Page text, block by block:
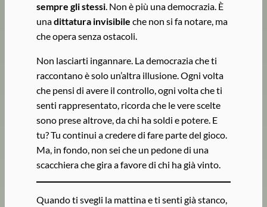
sempre gli stessi. Non è più una democrazia. È
unadittatura invisibile che non si fa notare, ma
che opera senza ostacoli.
Non lasciarti ingannare. La democrazia che ti
raccontano è solo un’altra illusione. Ogni volta
che pensi di avere il controllo, ogni volta che ti
senti rappresentato, ricorda che le vere scelte
sono prese altrove, da chi ha soldi e potere. E
tu? Tu continui a credere di fare parte del gioco.
Ma, in fondo, non sei che un pedone di una
scacchiera che gira a favore di chi ha già vinto.
Quando ti svegli la mattina e ti senti già stanco,